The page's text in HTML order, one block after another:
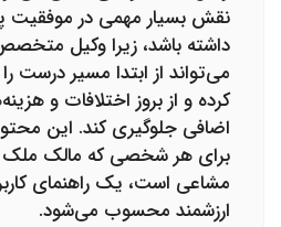
نقش بسیار مهمی در موفقیت
داشته باشد، زیرا وکیل
می‌تواند از ابتدا مسیر درست
کرده و از بروز اختلافات و
اضافی جلوگیری کند. این
برای هر شخصی که مالک ملک
مشاعی است، یک راهنمای
ارزشمند محسوب می‌شود.